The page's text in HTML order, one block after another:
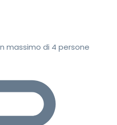
massimo di 4 persone